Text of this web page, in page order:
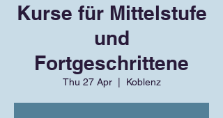
Kurse für Mittelstufe
und
Fortgeschrittene
Thu 27 Apr
  |
Koblenz